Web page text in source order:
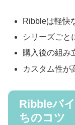
Ribbleは軽快
シリーズごと
購入後の組み
カスタム性が
Ribbleバ
ちのコツ